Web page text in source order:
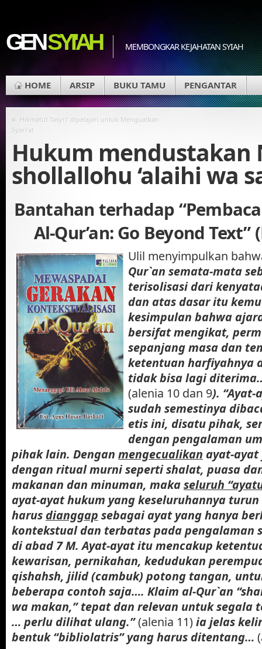
GENSYI'AH MEMBONGKAR KEJAHATAN SYIAH
HOME ARSIP BUKU TAMU PENGANTAR
« Hikmatut Tasyri’ dipelajari untuk Menguatkan
Syari’at
Hukum mendustakan
shollallohu ‘alaihi wa
Bantahan terhadap
Al-Qur’an: Go Beyond Text”
Ulil menyimpulkan
Qur`an semata-mata
terisolisasi dari
dan atas dasar itu
kesimpulan bahwa
bersifat mengikat,
sepanjang masa dan
ketentuan harfiyahnya
tidak bisa lagi
(alenia 10 dan 9).
sudah semestinya
etis ini, disatu pihak,
dengan pengalaman
pihak lain. Dengan mengecualikan ayat-
dengan ritual murni seperti shalat, puasa
makanan dan minuman, makaseluruh
ayat-ayat hukum yang keseluruhannya
harus dianggap sebagai ayat yang hanya
kontekstual dan terbatas pada pengalaman
di abad 7 M. Ayat-ayat itu mencakup
kewarisan, pernikahan, kedudukan
qishahsh, jilid (cambuk) potong tangan,
beberapa contoh saja…. Klaim al-Qur`an
wa makan,” tepat dan relevan untuk segala
… perlu dilihat ulang.”(alenia 11)ia jelas
bentuk “bibliolatris” yang harus ditentang…